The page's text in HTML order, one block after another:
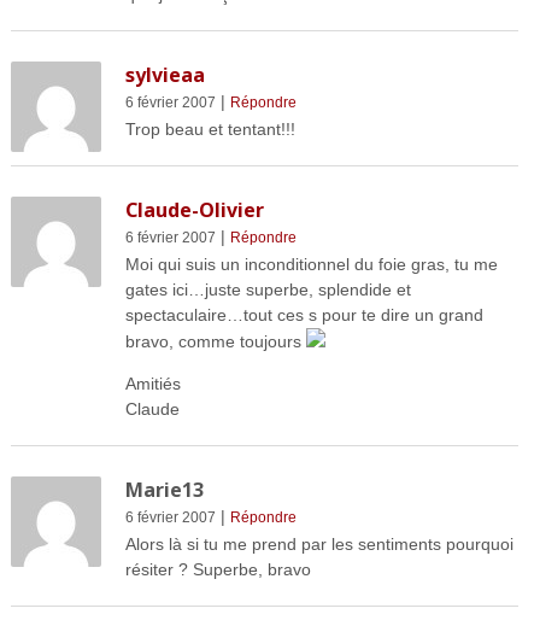
sylvieaa
6 février 2007 | Répondre
Trop beau et tentant!!!
Claude-Olivier
6 février 2007 | Répondre
Moi qui suis un inconditionnel du foie gras, tu me
gates ici…juste superbe, splendide et
spectaculaire…tout ces s pour te dire un grand
bravo, comme toujours
Amitiés
Claude
Marie13
6 février 2007 | Répondre
Alors là si tu me prend par les sentiments pourquoi
résiter ? Superbe, bravo